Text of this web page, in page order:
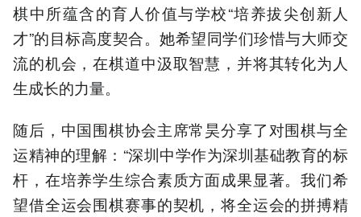
棋中所蕴含的育人价值与学校“培养拔尖创新人
才”的目标高度契合。她希望同学们珍惜与大师交
流的机会，在棋道中汲取智慧，并将其转化为人
生成长的力量。
随后，中国围棋协会主席常昊分享了对围棋与全
运精神的理解：“深圳中学作为深圳基础教育的标
杆，在培养学生综合素质方面成果显著。我们希
望借全运会围棋赛事的契机，将全运会的拼搏精